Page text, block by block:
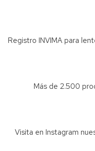
Registro INVIMA para
Más de 2.500
Visita en Instagram